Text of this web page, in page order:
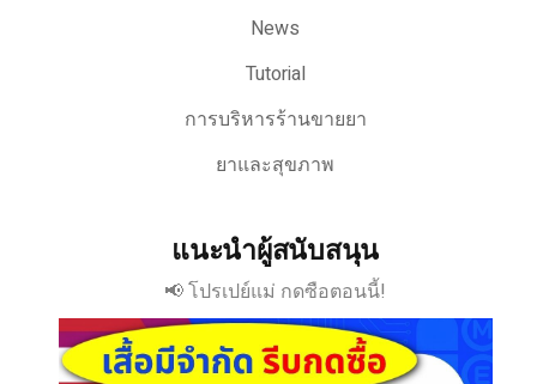
News
Tutorial
การบริหารร้านขายยา
ยาและสุขภาพ
แนะนำผู้สนับสนุน
📢 โปรเปย์แม่ กดซือตอนนี้!